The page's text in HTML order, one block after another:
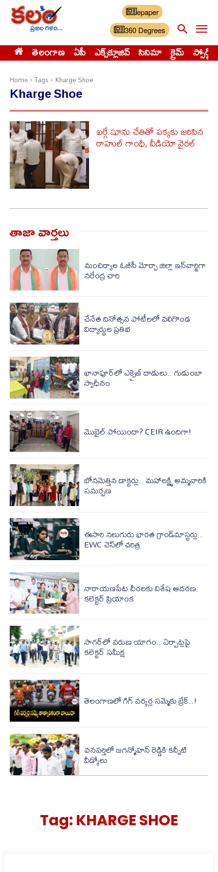
epaper
360 Degrees
తెలంగాణ ఏపీ ఎక్స్‌క్లూజివ్‌ సినిమా క్రైమ్ స్పోర్ట్స్
Home Tags Kharge Shoe
Kharge Shoe
ఖర్గే షూను చేతితో పక్కకు జరిపిన
రాహుల్ గాంధీ, వీడియో వైరల్​
తాజా వార్త‌లు
మంచిర్యాల ఓబీసీ మోర్చా జిల్లా ఇన్‌చార్జిగా
నరేంద్ర చారి
చేనేత దినోత్సవ పోటీలలో వలిగొండ
విద్యార్థుల ప్రతిభ
ఖానాపూర్‌లో ఎక్సైజ్ దాడులు.. గుడుంబా
స్వాధీనం
మొబైల్ పోయిందా? CEIR ఉందిగా!
బోనమెత్తిన డాక్టర్లు.. మహాలక్ష్మి అమ్మవారికి
సమర్పణ
ఈసారి నలుగురు భారత గ్రాండ్‌మాస్టర్లు..
EWC చెస్‌లో చరిత్ర
నారాయణపేట చీరలకు విశేష ఆదరణ:
కలెక్టర్ ప్రియాంక
సాగర్‌లో వరుణ యాగం.. ఏర్పాట్లపై
కలెక్టర్ సమీక్ష
తెలంగాణలో గిగ్ వర్కర్ల సమ్మెకు బ్రేక్..!
వనపర్తిలో జగన్మోహన్ రెడ్డికి కన్నీటి
వీడ్కోలు
Tag: KHARGE SHOE